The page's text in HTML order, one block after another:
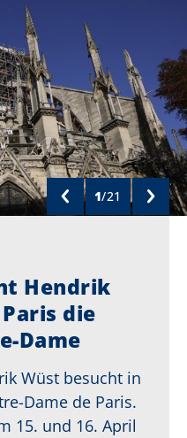
1/21
Hendrik
die
Dame
Wüst besucht in
Dame de Paris.
15. und 16. April